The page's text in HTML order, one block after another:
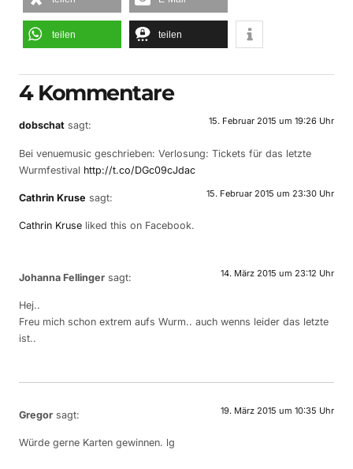
teilen teilen
4 Kommentare
dobschat sagt: 15. Februar 2015 um 19:26 Uhr
Bei venuemusic geschrieben: Verlosung: Tickets für das letzte
Wurmfestival http://t.co/DGc09cJdac
Cathrin Kruse sagt: 15. Februar 2015 um 23:30 Uhr
Cathrin Kruse liked this on Facebook.
Johanna Fellinger sagt: 14. März 2015 um 23:12 Uhr
Hej..
Freu mich schon extrem aufs Wurm.. auch wenns leider das letzte
ist..
Gregor sagt: 19. März 2015 um 10:35 Uhr
Würde gerne Karten gewinnen. lg